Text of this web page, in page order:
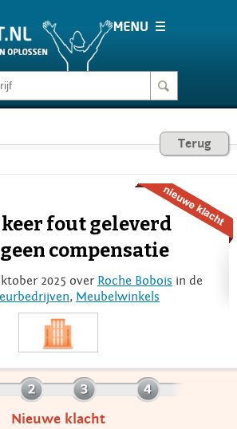
Terug
fout geleverd
compensatie
2025 over Roche Bobois in de
, Meubelwinkels
Nieuwe klacht